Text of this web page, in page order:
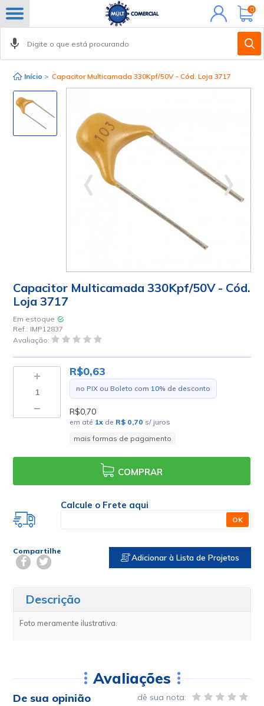
Minha
conta
0
Início > Capacitor Multicamada 330Kpf/50V - Cód. Loja 3717
Capacitor Multicamada 330Kpf/50V - Cód.
Loja 3717
Em estoque
Ref.: IMP12837
Avaliação:
R$0,63
no PIX ou Boleto com 10% de desconto
R$0,70
em até 1x de R$ 0,70 s/ juros
mais formas de pagamento
COMPRAR
Calcule o Frete aqui
OK
Compartilhe
Adicionar à Lista de Projetos
Descrição
Foto meramente ilustrativa.
Avaliações
De sua opinião dê sua nota: